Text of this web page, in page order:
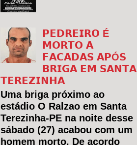
𝗣𝗘𝗗𝗥𝗘𝗜𝗥𝗢 É
𝗠𝗢𝗥𝗧𝗢 𝗔
𝗙𝗔𝗖𝗔𝗗𝗔𝗦 𝗔𝗣Ó𝗦
𝗕𝗥𝗜𝗚𝗔 𝗘𝗠 𝗦𝗔𝗡𝗧𝗔
𝗧𝗘𝗥𝗘𝗭𝗜𝗡𝗛𝗔
Uma briga próximo ao
estádio O Ralzao em Santa
Terezinha-PE na noite desse
sábado (27) acabou com um
homem morto. De acordo